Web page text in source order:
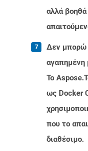
αλλά
Δεν μπορώ
αγαπημένη
Το
ως Docker
που το
διαθέσιμο.